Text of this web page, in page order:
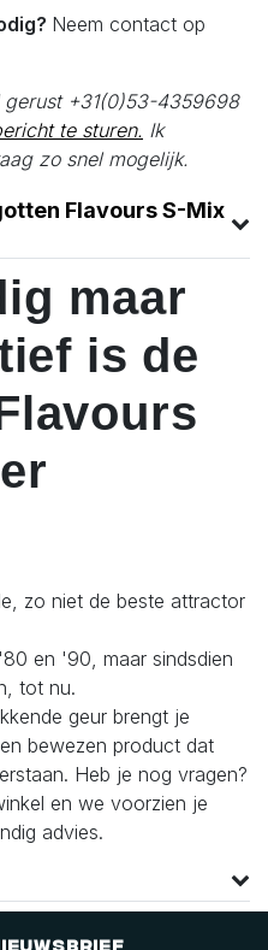
Neem contact op
+31(0)53-4359698
te sturen. Ik
zo snel mogelijk.
Flavours S-Mix
maar
is de
zo niet de beste attractor
en '90, maar sindsdien
tot nu.
geur brengt je
bewezen product dat
Heb je nog vragen?
en we voorzien je
advies.